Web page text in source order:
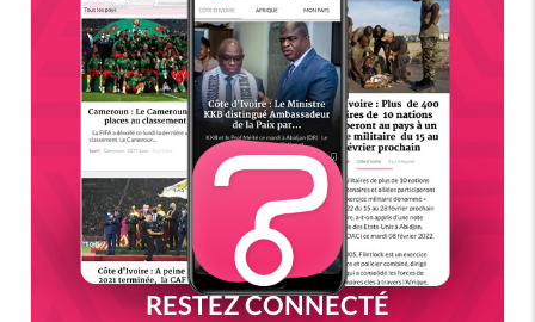
RESTEZ CONNECTÉ